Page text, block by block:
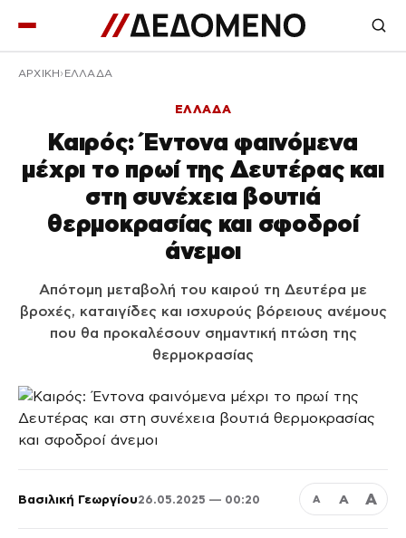
ΑΡΧΙΚΉ ΕΛΛΑΔΑ
ΕΛΛΑΔΑ
Καιρός: Έντονα φαινόμενα
μέχρι το πρωί της Δευτέρας και
στη συνέχεια βουτιά
θερμοκρασίας και σφοδροί
άνεμοι
Απότομη μεταβολή του καιρού τη Δευτέρα με
βροχές, καταιγίδες και ισχυρούς βόρειους ανέμους
που θα προκαλέσουν σημαντική πτώση της
θερμοκρασίας
Βασιλική Γεωργίου26.05.2025 — 00:20 Α Α Α